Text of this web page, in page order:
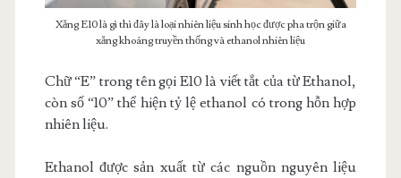
Xăng E10 là gì thì đây là loại nhiên liệu sinh học được pha trộn giữa
xăng khoáng truyền thống và ethanol nhiên liệu
Chữ “E” trong tên gọi E10 là viết tắt của từ Ethanol,
còn số “10” thể hiện tỷ lệ ethanol có trong hỗn hợp
nhiên liệu.
Ethanol được sản xuất từ các nguồn nguyên liệu